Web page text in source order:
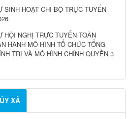
SINH HOẠT CHI BỘ TRỰC TUYẾN
HỘI NGHỊ TRỰC TUYẾN TOÀN
HÀNH MÔ HÌNH TỔ CHỨC TỔNG
TRỊ VÀ MÔ HÌNH CHÍNH QUYỀN 3
XÃ